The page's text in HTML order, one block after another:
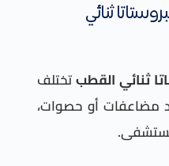
ثنائي
ثنائي القطبتختلف
مضاعفات أو حصوات،